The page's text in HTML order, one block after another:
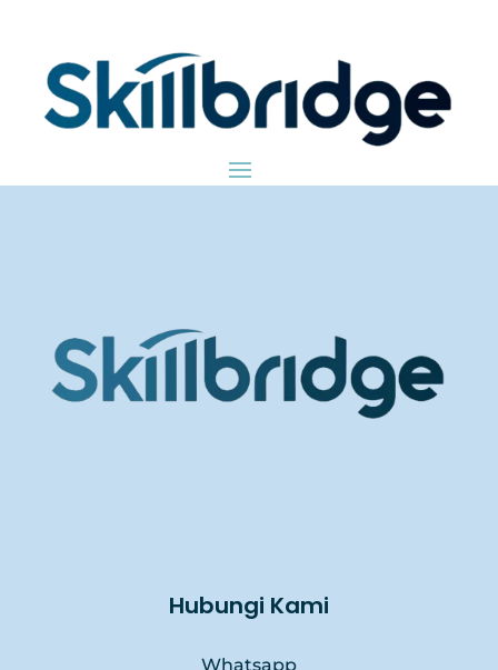
Hubungi Kami
Whatsapp